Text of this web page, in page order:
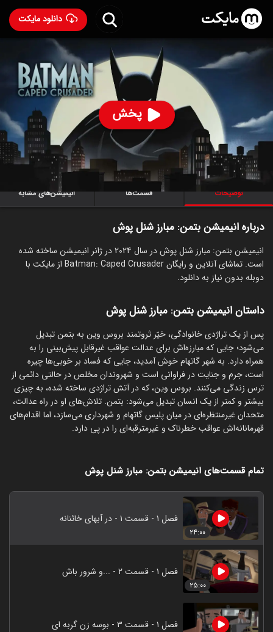
دانلود مایکت
پخش
انیمیشن بتمن: مبارز شنل‌ پوش با دوبله فارسی
Caped Crusader 2024
89 ۷.۲
ساخت آمریکا سال 2024
رده سنی ۳+
سریال
انیمیشن اکشن جنایی درام علمی‌تخیلی
توضیحات قسمت‌ها انیمیشن‌های مشابه
درباره انیمیشن بتمن: مبارز شنل‌ پوش
انیمیشن بتمن: مبارز شنل‌ پوش در سال 2024 در ژانر انیمیشن ساخته شده
است. تماشای آنلاین و رایگان Batman: Caped Crusader از مایکت با
دوبله بدون نیاز به دانلود.
داستان انیمیشن بتمن: مبارز شنل‌ پوش
پس از یک تراژدی خانوادگی، خیّر ثروتمند بروس وین به بتمن تبدیل
می‌شود؛ جایی که مبارزه‌اش برای عدالت عواقب غیرقابل پیش‌بینی را به
همراه دارد. به شهر گاتهام خوش آمدید، جایی که فساد بر خوبی‌ها چیره
است، جرم و جنایت در فراوانی است و شهروندان مخلص در حالتی دائمی از
ترس زندگی می‌کنند. بروس وین، که در آتش تراژدی ساخته شده، به چیزی
بیشتر و کمتر از یک انسان تبدیل می‌شود: بتمن. تلاش‌های او در راه عدالت،
متحدان غیرمنتظره‌ای در میان پلیس گاتهام و شهرداری می‌سازد، اما اقدام‌های
قهرمانانه‌اش عواقب خطرناک و غیرمترقبه‌ای را در پی دارد.
تمام قسمت‌های انیمیشن بتمن: مبارز شنل‌ پوش
۲۴:۰۰
فصل ۱ - قسمت ۱ - در آبهای خائنانه
۲۵:۰۰
فصل ۱ - قسمت ۲ - ...و شرور باش
فصل ۱ - قسمت ۳ - بوسه زن گربه ای